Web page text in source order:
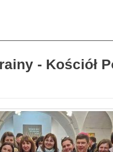
- Kościół